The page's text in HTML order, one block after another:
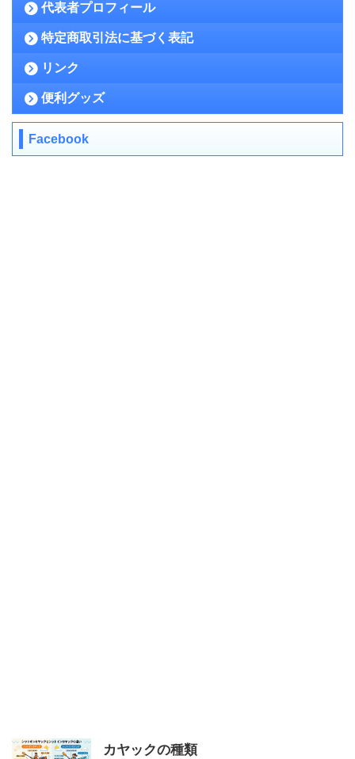
代表者プロフィール
特定商取引法に基づく表記
リンク
便利グッズ
Facebook
カヤックの種類